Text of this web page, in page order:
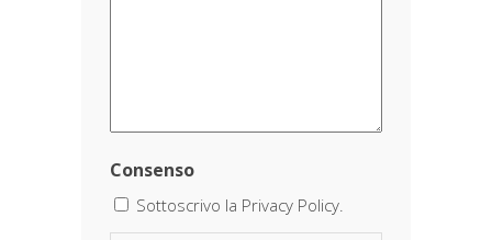
Consenso
Sottoscrivo la Privacy Policy.